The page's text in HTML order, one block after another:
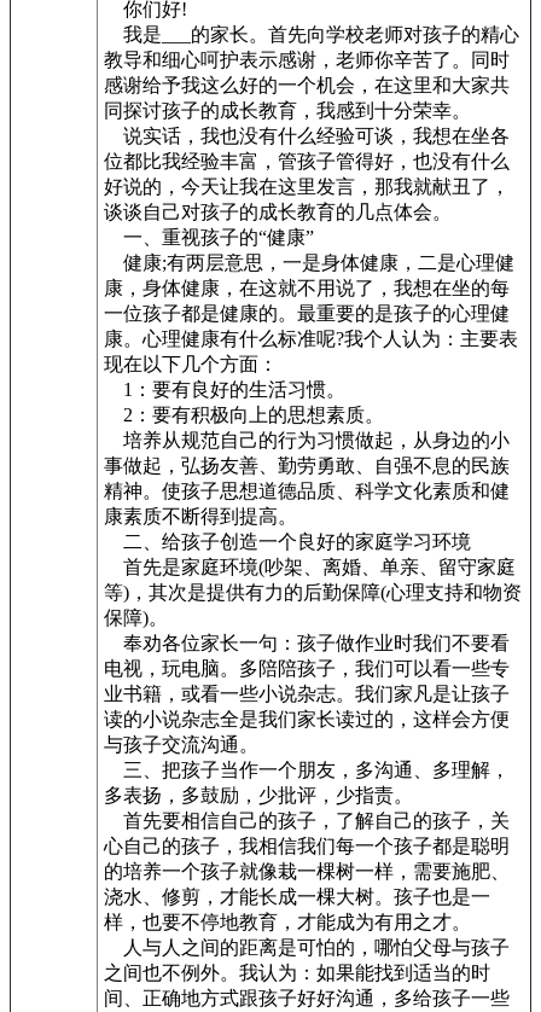
你们好!
我是___的家长。首先向学校老师对孩子的精心
教导和细心呵护表示感谢，老师你辛苦了。同时
感谢给予我这么好的一个机会，在这里和大家共
同探讨孩子的成长教育，我感到十分荣幸。
说实话，我也没有什么经验可谈，我想在坐各
位都比我经验丰富，管孩子管得好，也没有什么
好说的，今天让我在这里发言，那我就献丑了，
谈谈自己对孩子的成长教育的几点体会。
一、重视孩子的“健康”
健康;有两层意思，一是身体健康，二是心理健
康，身体健康，在这就不用说了，我想在坐的每
一位孩子都是健康的。最重要的是孩子的心理健
康。心理健康有什么标准呢?我个人认为：主要表
现在以下几个方面：
1：要有良好的生活习惯。
2：要有积极向上的思想素质。
培养从规范自己的行为习惯做起，从身边的小
事做起，弘扬友善、勤劳勇敢、自强不息的民族
精神。使孩子思想道德品质、科学文化素质和健
康素质不断得到提高。
二、给孩子创造一个良好的家庭学习环境
首先是家庭环境(吵架、离婚、单亲、留守家庭
等)，其次是提供有力的后勤保障(心理支持和物资
保障)。
奉劝各位家长一句：孩子做作业时我们不要看
电视，玩电脑。多陪陪孩子，我们可以看一些专
业书籍，或看一些小说杂志。我们家凡是让孩子
读的小说杂志全是我们家长读过的，这样会方便
与孩子交流沟通。
三、把孩子当作一个朋友，多沟通、多理解，
多表扬，多鼓励，少批评，少指责。
首先要相信自己的孩子，了解自己的孩子，关
心自己的孩子，我相信我们每一个孩子都是聪明
的培养一个孩子就像栽一棵树一样，需要施肥、
浇水、修剪，才能长成一棵大树。孩子也是一
样，也要不停地教育，才能成为有用之才。
人与人之间的距离是可怕的，哪怕父母与孩子
之间也不例外。我认为：如果能找到适当的时
间、正确地方式跟孩子好好沟通，多给孩子一些